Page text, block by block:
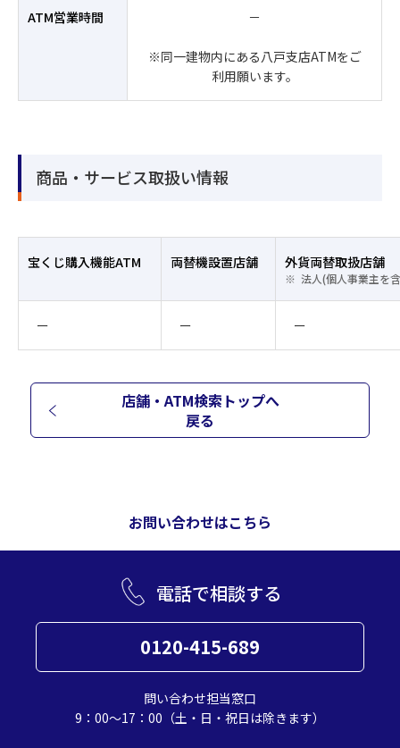
ATM営業時間 －
※同一建物内にある八戸支店ATMをご
利用願います。
商品・サービス取扱い情報
宝くじ購入機能ATM 両替機設置店舗 外貨両替取扱店舗
法人(個人事業主を
ー ー ー
店舗・ATM検索トップへ
戻る
お問い合わせはこちら
電話で相談する
0120-415-689
問い合わせ担当窓口
9：00～17：00（土・日・祝日は除きます）